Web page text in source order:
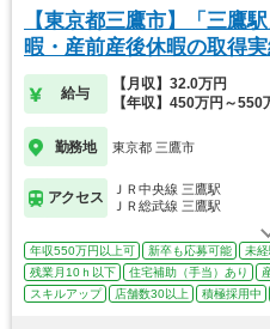
【東京都三鷹市】「三鷹
暇・産前産後休暇の取得
◎
給与
【月収】32.0万円
【年収】450万円～
勤務地 東京都 三鷹市
アクセス
ＪＲ中央線 三鷹駅
ＪＲ総武線 三鷹駅
年収550万円以上可 新卒も応募可能 未
残業月10ｈ以下
住宅補助（手当）あり
スキルアップ
店舗数30以上 積極採用中